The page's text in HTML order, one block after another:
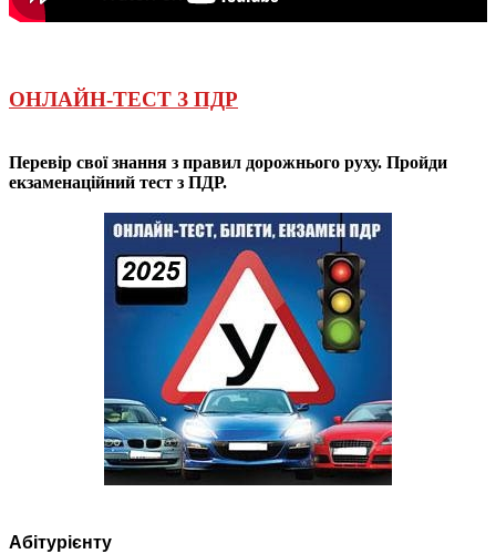
ОНЛАЙН-ТЕСТ З ПДР
Перевір свої знання з правил дорожнього руху. Пройди
екзаменаційний тест з ПДР.
Абітурієнту